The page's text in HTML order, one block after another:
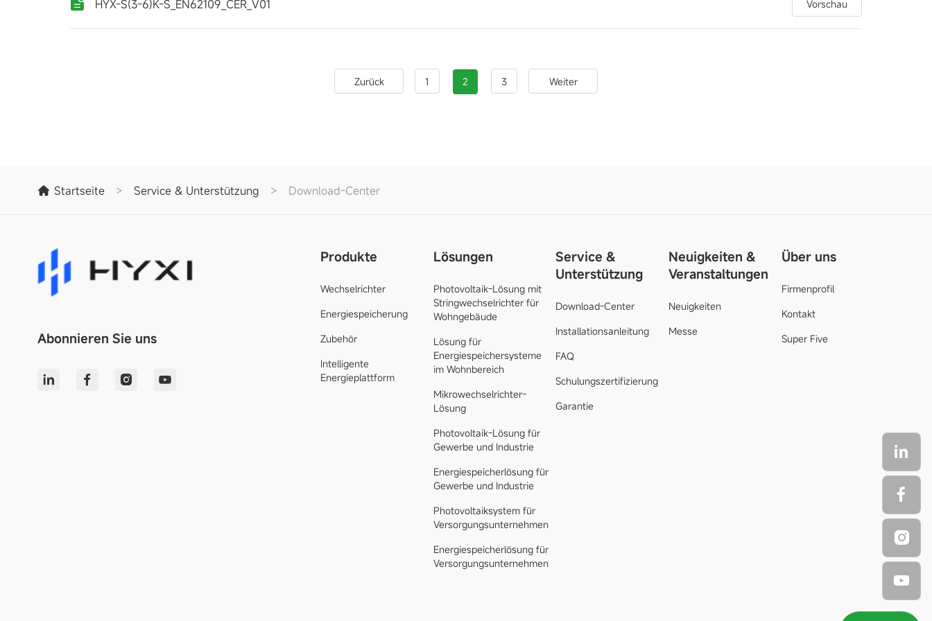
HYX-S(3-6)K-S_EN62109_CER_V01 Vorschau
Zurück 1 2 3 Weiter
Startseite > Service & Unterstützung > Download-Center
Abonnieren Sie uns
Produkte
Wechselrichter
Energiespeicherung
Zubehör
Intelligente
Energieplattform
Lösungen
Photovoltaik-Lösung mit
Stringwechselrichter für
Wohngebäude
Lösung für
Energiespeichersysteme
im Wohnbereich
Mikrowechselrichter-
Lösung
Photovoltaik-Lösung für
Gewerbe und Industrie
Energiespeicherlösung für
Gewerbe und Industrie
Photovoltaiksystem für
Versorgungsunternehmen
Energiespeicherlösung für
Versorgungsunternehmen
Service &
Unterstützung
Download-Center
Installationsanleitung
FAQ
Schulungszertifizierung
Garantie
Neuigkeiten &
Veranstaltungen
Neuigkeiten
Messe
Über uns
Firmenprofil
Kontakt
Super Five